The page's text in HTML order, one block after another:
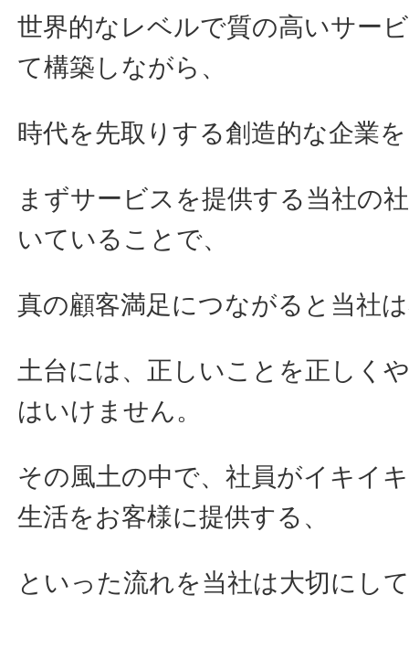
世界的なレベルで質の高いサー
て構築しながら、
時代を先取りする創造的な企業
まずサービスを提供する当社の
いていることで、
真の顧客満足につながると当社
土台には、正しいことを正しく
はいけません。
その風土の中で、社員がイキイ
生活をお客様に提供する、
といった流れを当社は大切にし